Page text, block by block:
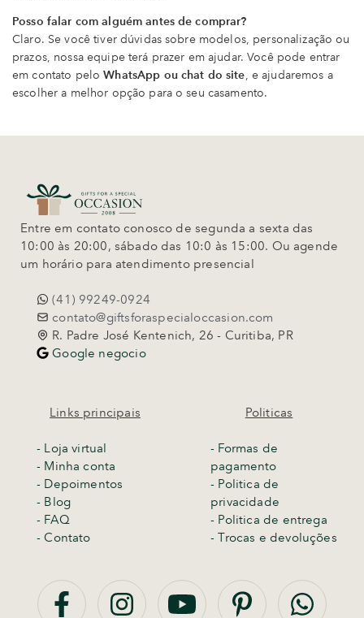
Posso falar com alguém antes de comprar?
Claro. Se você tiver dúvidas sobre modelos, personalização ou
prazos, nossa equipe terá prazer em ajudar. Você pode entrar
em contato peloWhatsApp ou chat do site, e ajudaremos a
escolher a melhor opção para o seu casamento.
Entre em contato conosco de segunda a sexta das
10:00 às 20:00, sábado das 10:0 às 15:00. Ou agende
um horário para atendimento presencial
(41) 99249-0924
contato@giftsforaspecialoccasion.com
R. Padre José Kentenich, 26 - Curitiba, PR
Google negocio
Links principais
- Loja virtual
- Minha conta
- Depoimentos
- Blog
- FAQ
- Contato
Politicas
- Formas de
pagamento
- Politica de
privacidade
- Politica de entrega
-Trocas e devoluções